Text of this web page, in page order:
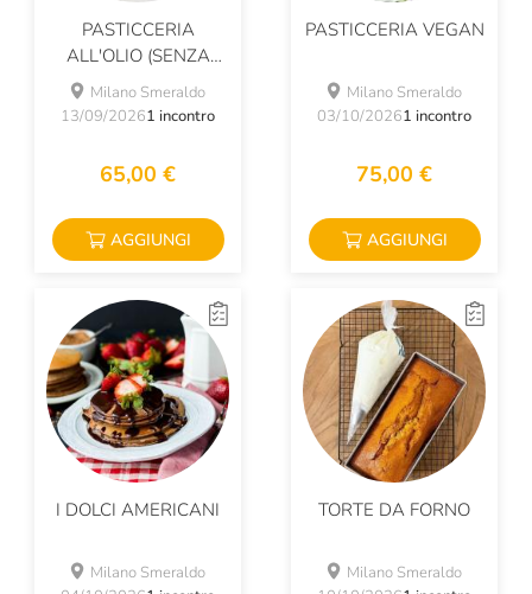
PASTICCERIA
ALL'OLIO (SENZA
LATTOSIO)
Milano Smeraldo
13/09/20261 incontro
65,00 €
AGGIUNGI
PASTICCERIA VEGAN
Milano Smeraldo
03/10/20261 incontro
75,00 €
AGGIUNGI
I DOLCI AMERICANI
Milano Smeraldo
TORTE DA FORNO
Milano Smeraldo